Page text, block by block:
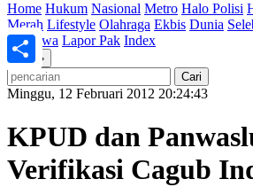
Home Hukum Nasional Metro Halo Polisi
Merah Lifestyle Olahraga Ekbis Dunia
Peristiwa Lapor Pak Index
»
Minggu, 12 Februari 2012 20:24:43
KPUD dan
Verifikasi Cagub
Share